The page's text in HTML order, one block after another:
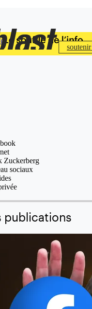
soutenir
Zuckerberg
sociaux
publications